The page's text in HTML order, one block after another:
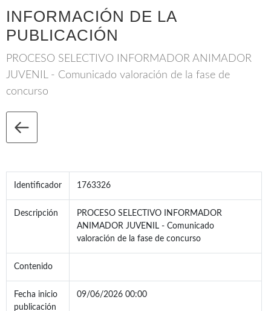
INFORMACIÓN DE LA
PUBLICACIÓN
PROCESO SELECTIVO INFORMADOR ANIMADOR
JUVENIL - Comunicado valoración de la fase de
concurso
Identificador 1763326
Descripción
PROCESO SELECTIVO INFORMADOR
ANIMADOR JUVENIL - Comunicado
valoración de la fase de concurso
Contenido
Fecha inicio
publicación
09/06/2026 00:00